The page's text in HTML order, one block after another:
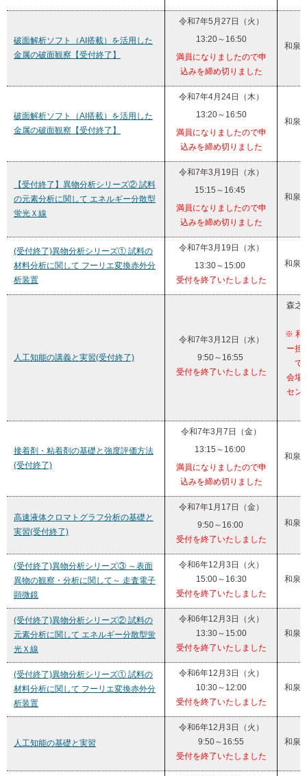
破面解析ソフト（AI搭載）を活用した
金属の破面観察【受付終了】
令和7年5月27日（火）
13:20～16:50
満員になりましたので申
込みを締め切りました
和泉
破面解析ソフト（AI搭載）を活用した
金属の破面観察【受付終了】
令和7年4月24日（木）
13:20～16:50
満員になりましたので申
込みを締め切りました
和泉
【受付終了】異物分析シリーズ② 試料
の元素分析に関して エネルギー分散型
蛍光Ｘ線
令和7年3月19日（水）
15:15～16:45
満員になりましたので申
込みを締め切りました
和泉
(受付終了)異物分析シリーズ① 試料の
材料分析に関して フーリエ変換赤外分
析装置
令和7年3月19日（水）
13:30～15:00
受付を終了いたしました
和泉
人工知能の講義と実習(受付終了)
令和7年3月12日（水）
9:50～16:55
受付を終了いたしました
森之
※ 和
ー担
で
会場
セン
接着剤・粘着剤の基礎と強度評価方法
(受付終了)
令和7年3月7日（金）
13:15～16:00
満員になりましたので申
込みを締め切りました
和泉
高速液体クロマトグラフ分析の基礎と
実習(受付終了)
令和7年1月17日（金）
9:50～16:00
受付を終了いたしました
和泉
(受付終了)異物分析シリーズ③ ～表面
異物の観察・分析に関して～ 走査電子
顕微鏡
令和6年12月3日（火）
15:00～16:30
受付を終了いたしました
和泉
(受付終了)異物分析シリーズ② 試料の
元素分析に関して エネルギー分散型蛍
光Ｘ線
令和6年12月3日（火）
13:30～15:00
受付を終了いたしました
和泉
(受付終了)異物分析シリーズ① 試料の
材料分析に関して フーリエ変換赤外分
析装置
令和6年12月3日（火）
10:30～12:00
受付を終了いたしました
和泉
人工知能の基礎と実習
令和6年12月3日（火）
9:50～16:55
受付を終了いたしました
和泉